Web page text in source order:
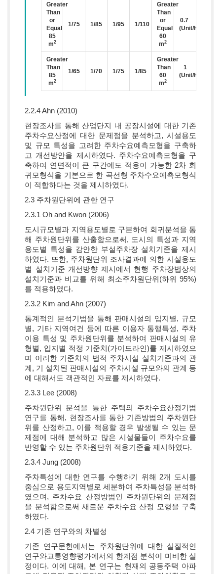
Greater
Than
or
Equal
85
m2
1/75 1/85 1/95 1/110
Greater
Than
or
Equal
60
m2
0.7
(Unit/
Greater
Than
85
m2
1/65 1/70 1/75 1/85
Greater
Than
60
m2
1
(Unit/
2.2.4 Ahn (2010)
현장조사를 통해 산업단지 내 공장시설에 대한 기존
주차수요산정에 대한 문제점을 분석하고, 시설용도
및 규모 특성을 고려한 주차수요예측모형을 구축하
고 개선방안을 제시하였다. 주차수요예측모형을 구
축하여 연면적이 큰 구간에도 적용이 가능한 2차 회
귀모형식을 기본으로 한 곡선형 주차수요예측모형식
이 적합하다는 것을 제시하였다.
2.3 주차원단위에 관한 연구
2.3.1 Oh and Kwon (2006)
도시규모별과 지역용도별로 구분하여 회귀분석을 통
해 주차원단위를 산출함으로써, 도시의 특성과 지역
용도별 특성을 감안한 부설주차장 설치기준을 제시
하였다. 또한, 주차원단위 조사결과에 의한 시설용도
별 설치기준 개선방향 제시에서 현행 주차장법상의
설치기준과 비교를 위해 최소주차원단위(하위 95%)
를 적용하였다.
2.3.2 Kim and Ahn (2007)
통계적인 분석기법을 통해 판매시설의 입지별, 규모
별, 기타 지역여건 등에 따른 이용자 통행특성, 주차
이용 특성 및 주차원단위를 분석하여 판매시설의 유
형별, 입지별 적정 기준치(가이드라인)를 제시하였으
며 이러한 기준치의 법적 주차시설 설치기준과의 관
계, 기 설치된 판매시설의 주차시설 규모와의 관계 등
에 대해서도 객관적인 자료를 제시하였다.
2.3.3 Lee (2008)
주차원단위 분석을 통한 주택의 주차수요산정기법
연구를 통해, 현장조사를 통한 기존방법의 주차원단
위를 산정하고, 이를 적용할 경우 발생될 수 있는 문
제점에 대해 분석하고 많은 시설물들이 주차수요를
반영할 수 있는 주차원단위 적용기준을 제시하였다.
2.3.4 Jung (2008)
주차특성에 대한 연구를 수행하기 위해 2개 도시를
중심으로 용도지역별로 세분하여 주차특성을 분석하
였으며, 주차수요 산정방법인 주차원단위의 문제점
을 분석함으로써 새로운 주차수요 산정 모형을 구축
하였다.
2.4 기존 연구와의 차별성
기존 연구문헌에서는 주차원단위에 대한 실질적인
연구와교통영향평가에서의 한계점 분석이 미비한 실
정이다. 이에 대해, 본 연구는 현재의 공동주택 아파